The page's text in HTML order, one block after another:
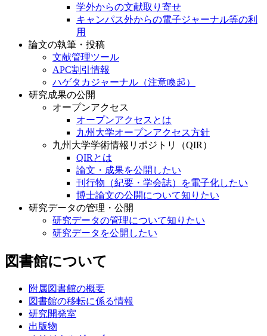
学外からの文献取り寄せ
キャンパス外からの電子ジャーナル等の利
用
論文の執筆・投稿
文献管理ツール
APC割引情報
ハゲタカジャーナル（注意喚起）
研究成果の公開
オープンアクセス
オープンアクセスとは
九州大学オープンアクセス方針
九州大学学術情報リポジトリ（QIR）
QIRとは
論文・成果を公開したい
刊行物（紀要・学会誌）を電子化したい
博士論文の公開について知りたい
研究データの管理・公開
研究データの管理について知りたい
研究データを公開したい
図書館について
附属図書館の概要
図書館の移転に係る情報
研究開発室
出版物